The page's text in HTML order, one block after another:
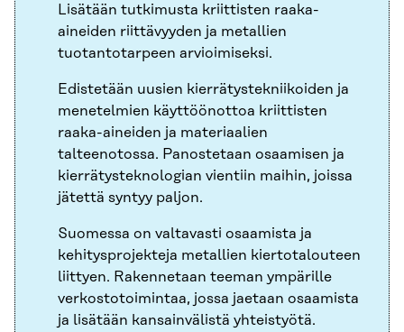
Lisätään tutkimusta kriittisten raaka-
aineiden riittävyyden ja metallien
tuotantotarpeen arvioimiseksi.
Edistetään uusien kierrätystekniikoiden ja
menetelmien käyttöönottoa kriittisten
raaka-aineiden ja materiaalien
talteenotossa. Panostetaan osaamisen ja
kierrätysteknologian vientiin maihin, joissa
jätettä syntyy paljon.
Suomessa on valtavasti osaamista ja
kehitysprojekteja metallien kiertotalouteen
liittyen. Rakennetaan teeman ympärille
verkostotoimintaa, jossa jaetaan osaamista
ja lisätään kansainvälistä yhteistyötä.